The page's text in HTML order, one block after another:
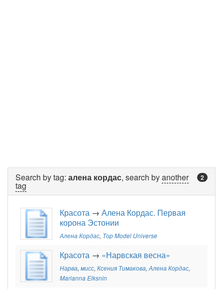
2
Search by tag: алена кордас, search byanother
tag
Красота → Алена Кордас. Первая
корона Эстонии
Алена Кордас, Tор Model Universe
Красота → «Нарвская весна»
Нарва, мисс, Ксения Тимакова,Алена Кордас,
Marianna Elksnin